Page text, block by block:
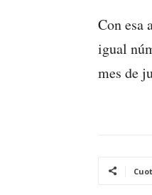
Con esa
igual
mes de